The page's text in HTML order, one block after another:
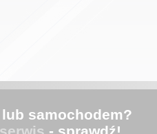
samochodem?